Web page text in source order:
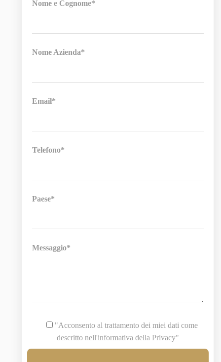
Nome e Cognome*
Nome Azienda*
Email*
Telefono*
Paese*
Messaggio*
"Acconsento al trattamento dei miei dati come
descritto nell'informativa della Privacy"